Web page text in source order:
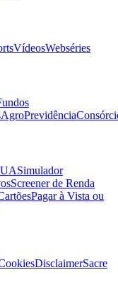
VídeosWebséries
AgroPrevidência
Simulador
Screener de Renda
Pagar à Vista ou
DisclaimerSacre